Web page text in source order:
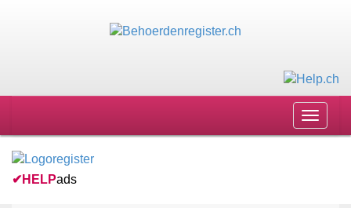
Toggle
✔ HELPads